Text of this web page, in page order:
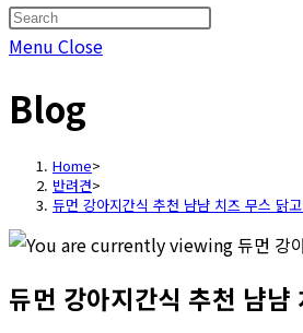
search
Press
panel.
Menu Close
Blog
Home>
반려견>
듀먼 강아지간식 추천 냠냠 치즈 무스 닭
듀먼 강아지간식 추천 냠냠